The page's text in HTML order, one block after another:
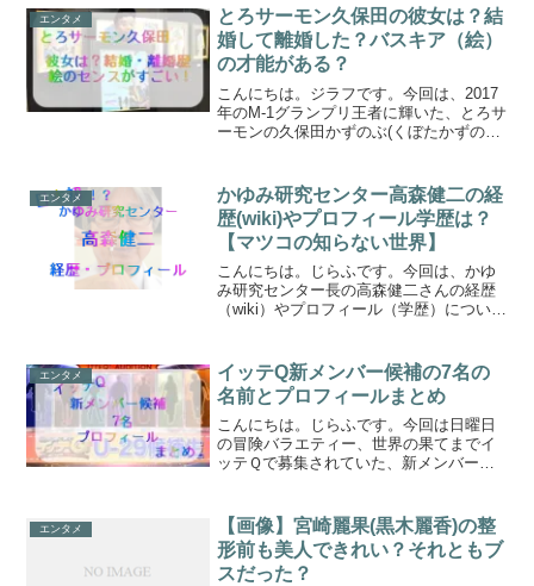
交通系IC（Suica・PASMO）の利用があ
たり...
エンタメ
とろサーモン久保田の彼女は？結
婚して離婚した？バスキア（絵）
の才能がある？
こんにちは。ジラフです。今回は、2017
年のM-1グランプリ王者に輝いた、とろサ
ーモンの久保田かずのぶ(くぼたかずのぶ)
ラエティー番組でオリジナルのラップを
披露したり、...
エンタメ
かゆみ研究センター高森健二の経
歴(wiki)やプロフィール学歴は？
【マツコの知らない世界】
こんにちは。じらふです。今回は、かゆ
み研究センター長の高森健二さんの経歴
（wiki）やプロフィール（学歴）について
かするのでしょうかね？？さっそく見て
いきましょう！かゆ...
エンタメ
イッテQ新メンバー候補の7名の
名前とプロフィールまとめ
こんにちは。じらふです。今回は日曜日
の冒険バラエティー、世界の果てまでイ
ッテＱで募集されていた、新メンバー候
されているイッテＱは長年続いている人
気の高いバラエティー番...
エンタメ
【画像】宮崎麗果(黒木麗香)の整
形前も美人できれい？それともブ
スだった？